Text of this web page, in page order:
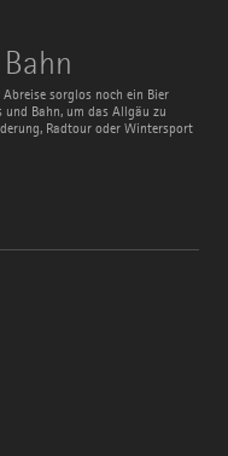
sorglos noch ein Bier
Bahn, um das Allgäu zu
Radtour oder Wintersport